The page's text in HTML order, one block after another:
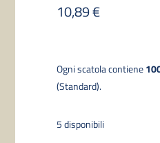
10,89€
Ogni scatola contiene
(Standard).
5 disponibili